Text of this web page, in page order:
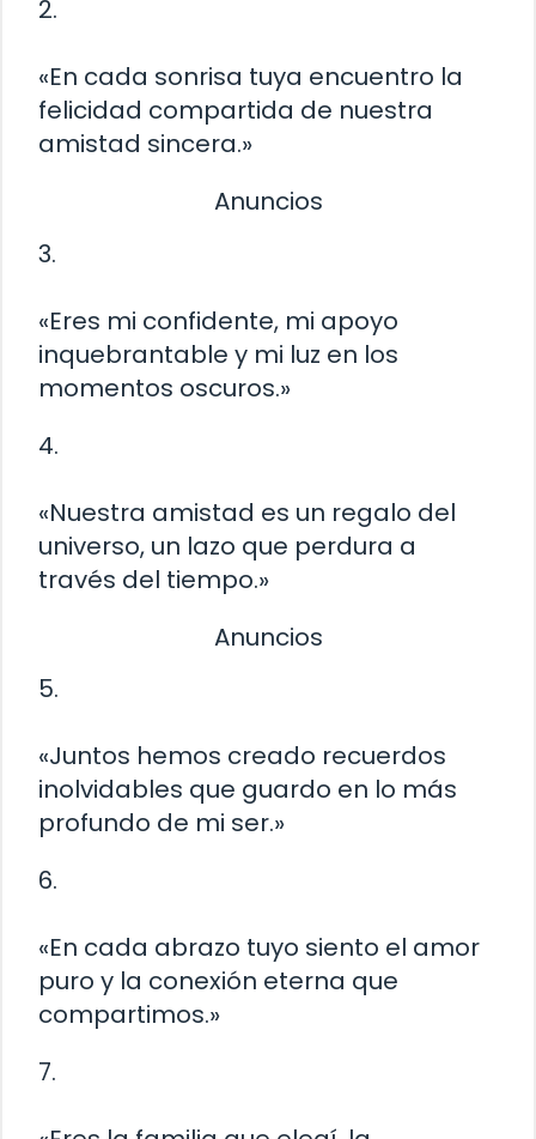
2.
«En cada sonrisa tuya encuentro la
felicidad compartida de nuestra
amistad sincera.»
Anuncios
3.
«Eres mi confidente, mi apoyo
inquebrantable y mi luz en los
momentos oscuros.»
4.
«Nuestra amistad es un regalo del
universo, un lazo que perdura a
través del tiempo.»
Anuncios
5.
«Juntos hemos creado recuerdos
inolvidables que guardo en lo más
profundo de mi ser.»
6.
«En cada abrazo tuyo siento el amor
puro y la conexión eterna que
compartimos.»
7.